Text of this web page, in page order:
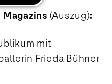
(Auszug):
mit
Frieda Bühner